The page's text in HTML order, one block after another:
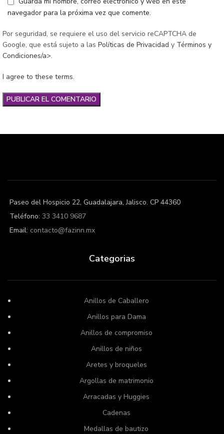
navegador para la próxima vez que comente.
Por seguridad, se requiere el uso del servicio reCAPTCHA de
Google, que está sujeto a las Políticas de Privacidad y Términos y
Condiciones/a>.
I agree to these terms.
Paseo del Hospicio 22, Guadalajara, Jalisco. CP 44360
Teléfono: 33 3410 9687
Email: contacto@fazinn.mx
Categorias
Anillos de Caballero
Anillos para Dama
Anillos de compromiso
Anillos de niños
Aretes y broqueles
Argollas de matrimonio
Arracadas y Huggies
Cadenas
Medallas de bautizo